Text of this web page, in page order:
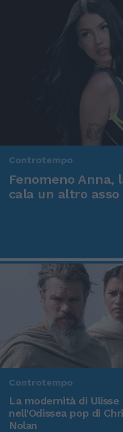
Controtempo
Fenomeno Anna,
cala un altro asso
Controtempo
La modernità di Ulisse
nell'Odissea pop di
Nolan